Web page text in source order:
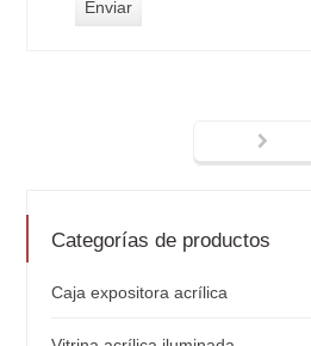
Categorías de productos
Caja expositora acrílica